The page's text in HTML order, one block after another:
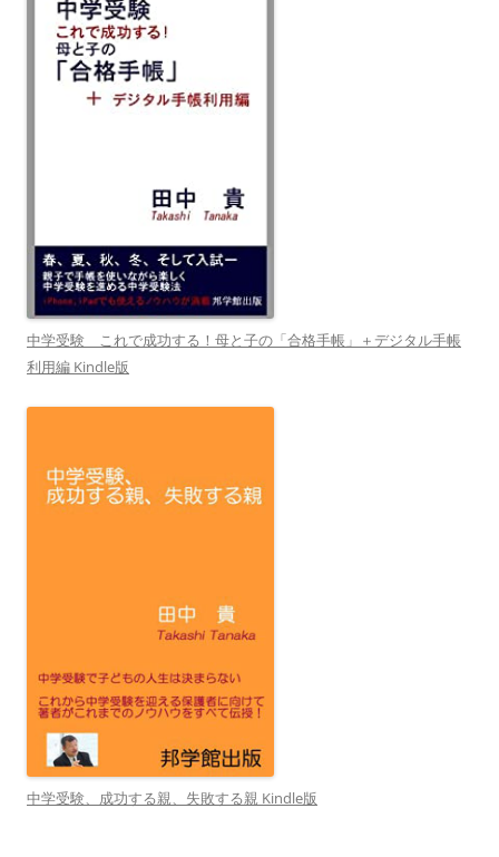
中学受験 これで成功する！母と子の「合格手帳」＋デジタル手帳
利用編 Kindle版
中学受験、成功する親、失敗する親 Kindle版